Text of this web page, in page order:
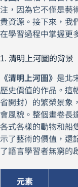
注，因為它不僅是藝
貴資源。接下來，我
在學習過程中掌握更
1. 清明上河圖的背景
《清明上河圖》 是北
歷史價值的作品。這
省開封）的繁榮景象
會風貌。整個畫卷長
各式各樣的動物和船
示了藝術的價值，還
了語言學習者無窮的
元素